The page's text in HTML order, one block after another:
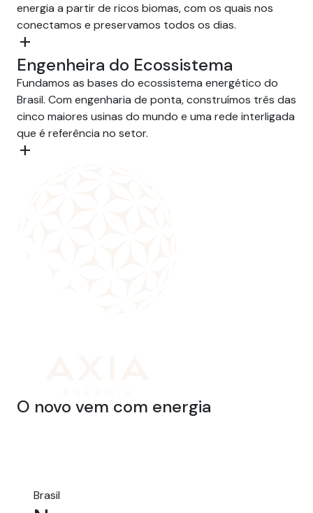
energia a partir de ricos biomas, com os quais nos
conectamos e preservamos todos os dias.
add
Engenheira do Ecossistema
Fundamos as bases do ecossistema energético do
Brasil. Com engenharia de ponta, construímos três das
cinco maiores usinas do mundo e uma rede interligada
que é referência no setor.
add
O novo vem com energia
Brasil